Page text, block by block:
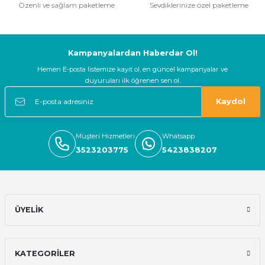
Güvenilir firma hızlı bir şekilde
kargolama alışverişimden memnun
Deneyimini Paylaş
Özenli ve sağlam paketleme Sevdiklerinize özel paketleme
Kampanyalardan Haberdar Ol!
Hemen E-posta listemize kayıt ol, en güncel kampanyalar ve
duyuruları ilk öğrenen sen ol.
Kaydol
Müşteri Hizmetleri
3523203775
Whatsapp
5423838207
ÜYELİK
KATEGORİLER